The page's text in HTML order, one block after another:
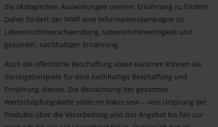
die ökologischen Auswirkungen unserer Ernährung zu fördern.
Daher fordert der WWF eine Informationskampagne zu
Lebensmittelverschwendung, Lebensmittelwertigkeit und
gesunder, nachhaltiger Ernährung.
Auch die öffentliche Beschaffung sowie Kantinen können als
Vorzeigebeispiele für eine nachhaltige Beschaffung und
Ernährung dienen. Die Betrachtung der gesamten
Wertschöpfungskette sollte im Fokus sein – vom Ursprung der
Produkte über die Verarbeitung und das Angebot bis hin zur